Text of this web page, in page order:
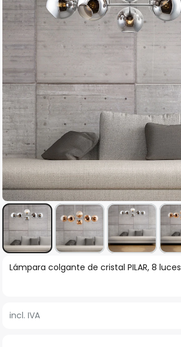
la
galería
de
imágenes
Saltar
la
Lámpara colgante de cristal PILAR, 8 luces
incl. IVA